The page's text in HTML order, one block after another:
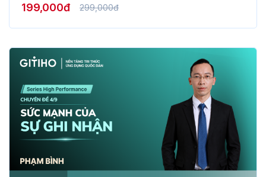
199,000đ 299,000đ